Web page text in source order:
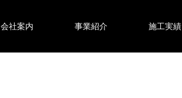
会社案内 事業紹介 施工実績